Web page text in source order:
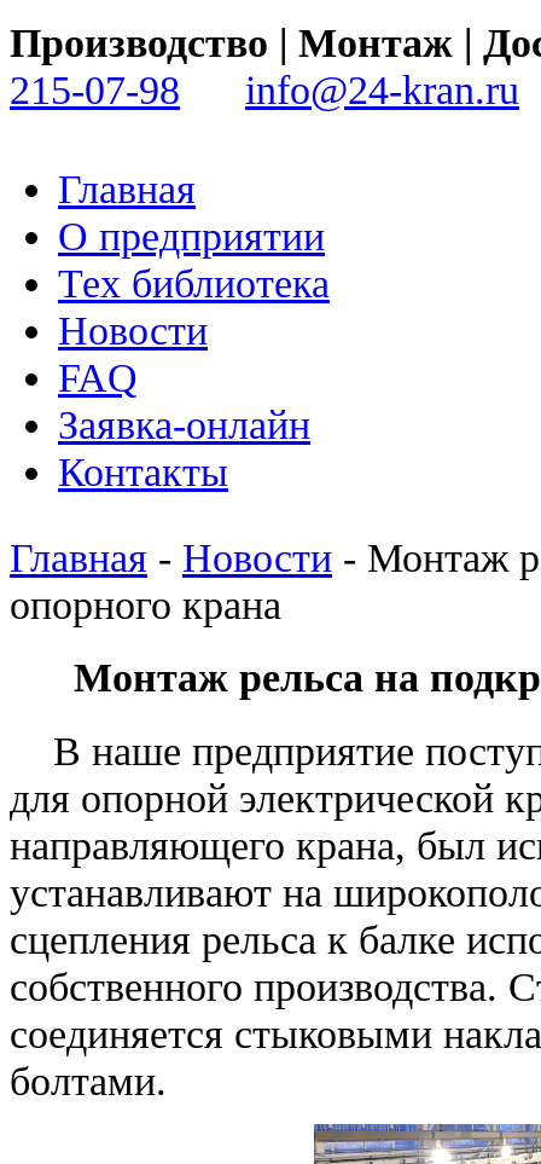
Производство | Монтаж |
215-07-98
info@24-kran.ru
Главная
О предприятии
Тех библиотека
Новости
FAQ
Заявка-онлайн
Контакты
Главная - Новости - Монтаж
опорного крана
Монтаж рельса на
В наше предприятие
для опорной электрической
направляющего крана, был
устанавливают на
сцепления рельса к балке
собственного производства.
соединяется стыковыми
болтами.